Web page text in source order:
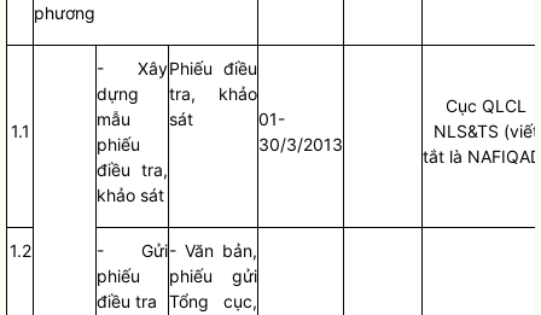
phương
1.1
- Xây
dựng
mẫu
phiếu
điều tra,
khảo sát
Phiếu điều
tra, khảo
sát
01-
30/3/2013
Cục QLCL
NLS&TS (viết
tắt là
1.2
- Gửi
phiếu
điều tra
- Văn bản,
phiếu gửi
Tổng cục,